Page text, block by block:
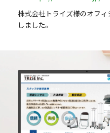
株式会社トライズ様のオフ
しました。